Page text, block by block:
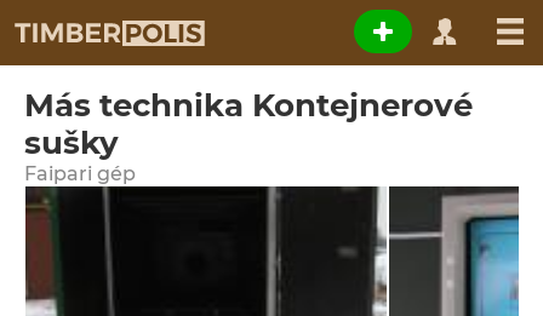
Más technika Kontejnerové
sušky
Faipari gép